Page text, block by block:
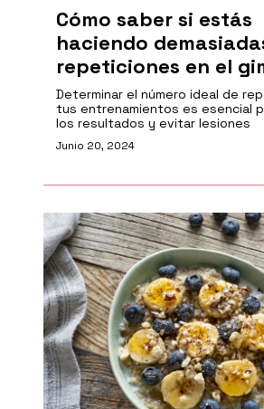
Cómo saber si estás
haciendo
repeticiones en el
Determinar el número ideal de
tus entrenamientos es esencial
los resultados y evitar lesiones
Junio 20, 2024